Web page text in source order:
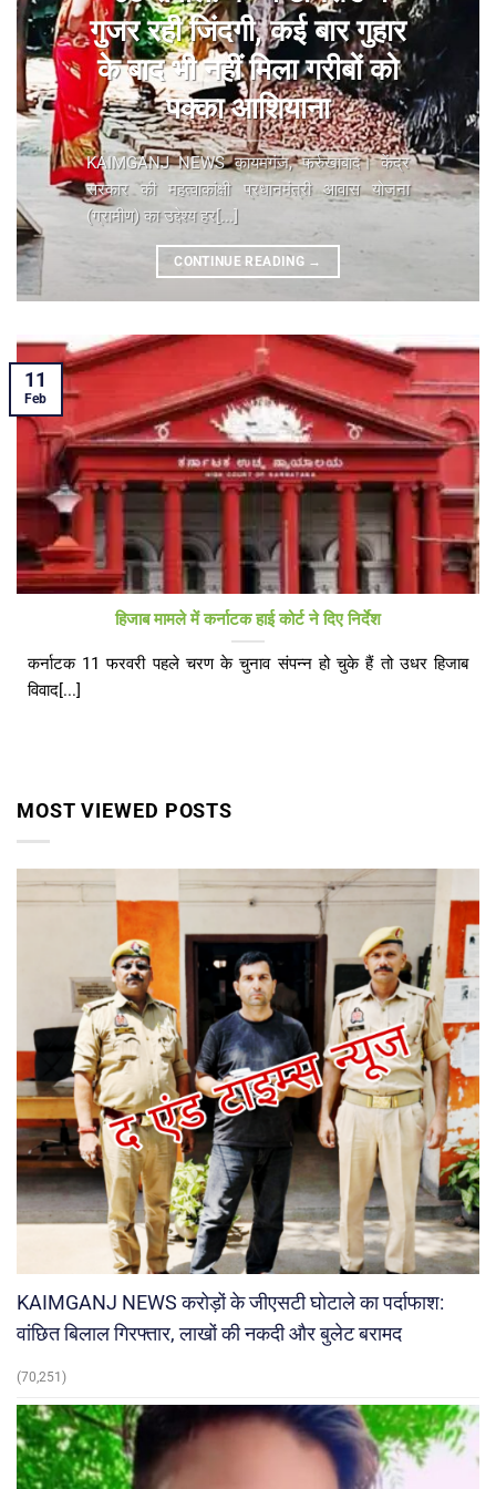
गुजर रही जिंदगी, कई बार गुहार
के बाद भी नहीं मिला गरीबों को
पक्का आशियाना
KAIMGANJ NEWS कायमगंज, फर्रुखाबाद। केंद्र
सरकार की महत्वाकांक्षी प्रधानमंत्री आवास योजना
(ग्रामीण) का उद्देश्य हर[...]
CONTINUE READING →
हिजाब मामले में कर्नाटक हाई कोर्ट ने दिए निर्देश
कर्नाटक 11 फरवरी पहले चरण के चुनाव संपन्न हो चुके हैं तो उधर हिजाब
विवाद[...]
11
Feb
MOST VIEWED POSTS
KAIMGANJ NEWS करोड़ों के जीएसटी घोटाले का पर्दाफाश:
वांछित बिलाल गिरफ्तार, लाखों की नकदी और बुलेट बरामद
(70,251)